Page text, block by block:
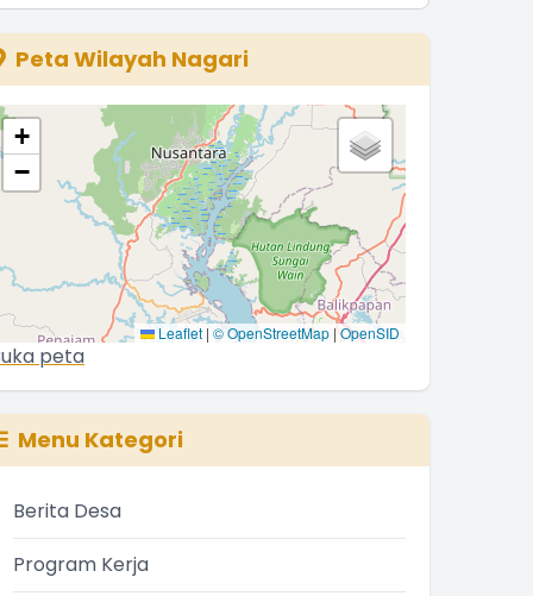
Peta Wilayah Nagari
+
−
Leaflet | © OpenStreetMap |OpenSID
peta
Menu Kategori
Berita Desa
Program Kerja